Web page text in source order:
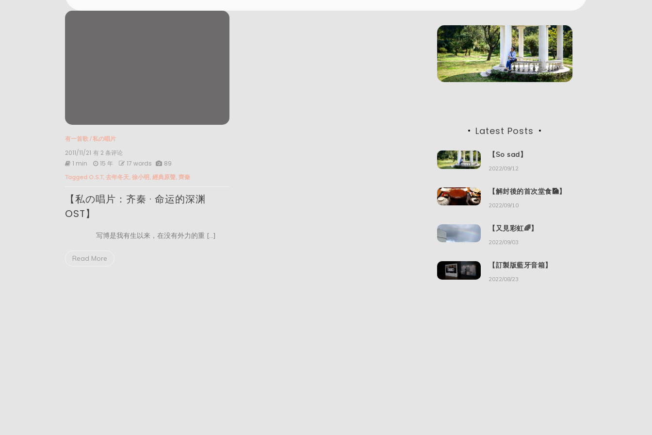
有一首歌 /私の唱片
2011/11/21 【私
の
片：
秦
·
的
深
OST】
有 2 条评论
1 min
15 年 17 words 89
Tagged O.S.T,去年冬天 ,徐小明 ,經典原聲 ,齊秦
【私の唱片：齐秦 · 命运的深渊
OST】
写博是我有生以来，在没有外力的重 […]
Read More
Latest Posts
【So sad】
2022/09/12
【解封後的首次堂食🎑】
2022/09/10
【又見彩虹🌈】
2022/09/03
【訂製版藍牙音箱】
2022/08/23